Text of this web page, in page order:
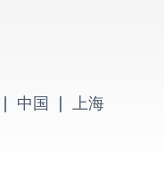
| 中国 | 上海